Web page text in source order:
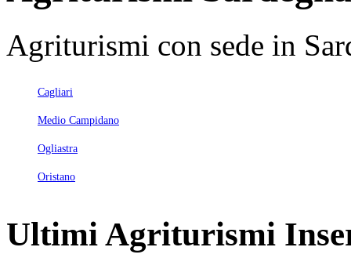
Agriturismi con sede in
Cagliari
Medio Campidano
Ogliastra
Oristano
Ultimi Agriturismi